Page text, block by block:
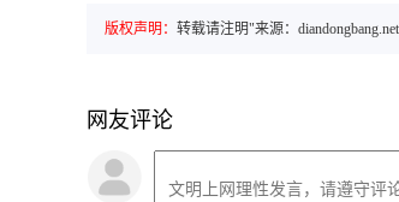
版权声明： 转载请注明"来源：
网友评论